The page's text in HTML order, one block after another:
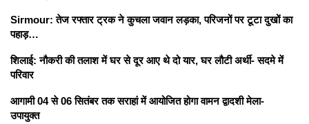
Sirmour: तेज रफ्तार ट्रक ने कुचला जवान लड़का, परिजनों पर टूटा दुखों का
पहाड़…
शिलाई: नौकरी की तलाश में घर से दूर आए थे दो यार, घर लौटी अर्थी- सदमे में
परिवार
आगामी 04 से 06 सितंबर तक सराहां में आयोजित होगा वामन द्वादशी मेला-
उपायुक्त